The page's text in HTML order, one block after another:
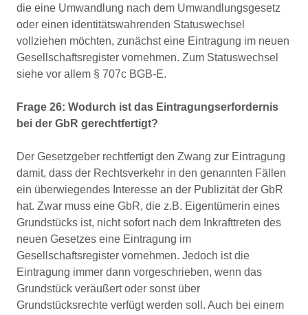
die eine Umwandlung nach dem Umwandlungsgesetz
oder einen identitätswahrenden Statuswechsel
vollziehen möchten, zunächst eine Eintragung im neuen
Gesellschaftsregister vornehmen. Zum Statuswechsel
siehe vor allem § 707c BGB-E.
Frage 26: Wodurch ist das Eintragungserfordernis
bei der GbR gerechtfertigt?
Der Gesetzgeber rechtfertigt den Zwang zur Eintragung
damit, dass der Rechtsverkehr in den genannten Fällen
ein überwiegendes Interesse an der Publizität der GbR
hat. Zwar muss eine GbR, die z.B. Eigentümerin eines
Grundstücks ist, nicht sofort nach dem Inkrafttreten des
neuen Gesetzes eine Eintragung im
Gesellschaftsregister vornehmen. Jedoch ist die
Eintragung immer dann vorgeschrieben, wenn das
Grundstück veräußert oder sonst über
Grundstücksrechte verfügt werden soll. Auch bei einem